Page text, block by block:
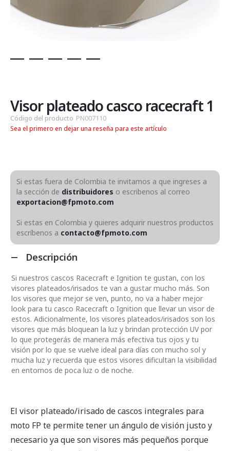
de
la
galería
de
Visor plateado casco racecraft 1
Código del producto PN007110
Sea el primero en dejar una reseña para este artículo
Si estas fuera de Colombia te invitamos a que ingreses a
la sección de distribuidores o escribenos al correo
exportacion@fpmoto.com
Si estas en Colombia y quieres adquirir nuestros productos
escríbenos a contacto@fpmoto.com
Descripción
Si nuestros cascos Racecraft e Ignition te gustan, con los
visores plateados/irisados te van a gustar mucho más. Son
los visores que mejor se ven, punto, no va a haber mejor
look para tu casco Racecraft o Ignition que llevar un visor de
estos. Adicionalmente, los visores plateados/irisados son los
visores que más bloquean la luz y brindan protección UV por
lo que protegerás de manera más efectiva tus ojos y tu
visión por lo que se vuelve ideal para días con mucho sol y
mucha luz y recuerda que estos visores dificultan la visibilidad
en entornos de poca luz o de noche.
El visor plateado/irisado de cascos integrales para
moto FP te permite tener un ángulo de visión justo y
necesario ya que son visores más pequeños porque